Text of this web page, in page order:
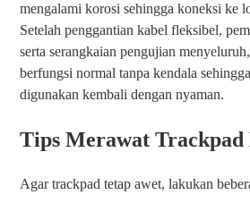
mengalami korosi sehingga koneksi ke
Setelah penggantian kabel fleksibel,
serta serangkaian pengujian
berfungsi normal tanpa kendala
digunakan kembali dengan nyaman.
Tips Merawat Trackpad
Agar trackpad tetap awet, lakukan